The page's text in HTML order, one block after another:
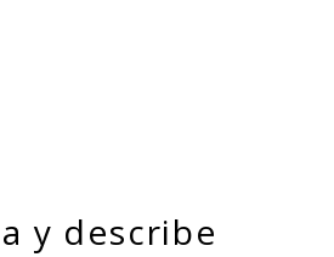
y describe